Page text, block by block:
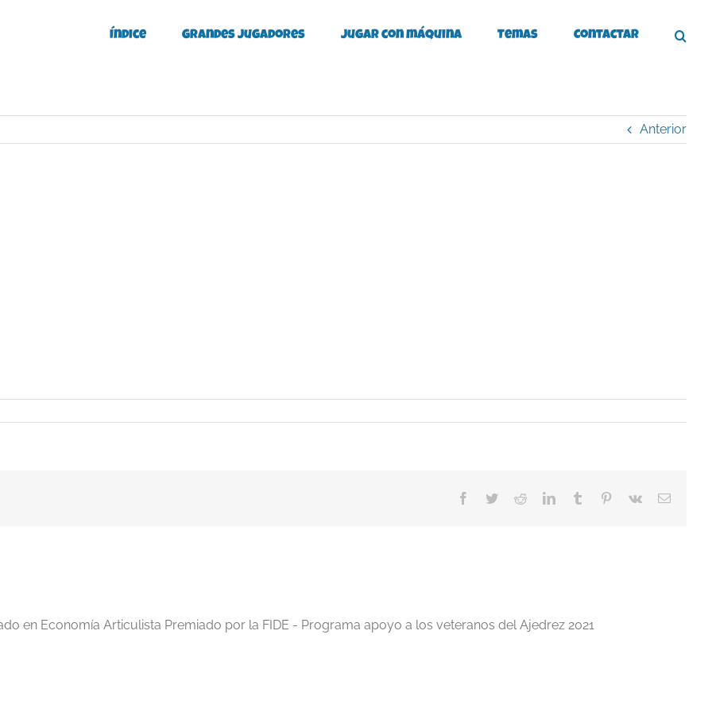
Índice Grandes Jugadores Jugar con máquina Temas Contactar
Anterior
Facebook
TwitterRedditLinkedInTumblr Pinterest
Vk
Correo
en Economía Articulista Premiado por la FIDE - Programa apoyo a los veteranos del Ajedrez 2021